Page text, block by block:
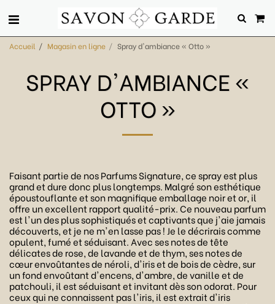
Accueil Magasin en ligne Spray d'ambiance « Otto »
SPRAY D'AMBIANCE «
OTTO »
Faisant partie de nos Parfums Signature, ce spray est plus
grand et dure donc plus longtemps. Malgré son esthétique
époustouflante et son magnifique emballage noir et or, il
offre un excellent rapport qualité-prix. Ce nouveau parfum
est l'un des plus sophistiqués et captivants que j'aie jamais
découverts, et je ne m'en lasse pas ! Je le décrirais comme
opulent, fumé et séduisant. Avec ses notes de tête
délicates de rose, de lavande et de thym, ses notes de
cœur envoûtantes de néroli, d'iris et de bois de cèdre, sur
un fond envoûtant d'encens, d'ambre, de vanille et de
patchouli, il est séduisant et invitant dès son odorat. Pour
ceux qui ne connaissent pas l'iris, il est extrait d'iris